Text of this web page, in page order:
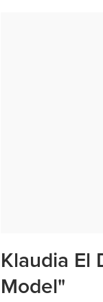
Klaudia El
Model"